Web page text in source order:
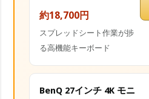
約18,700円
スプレッドシート作業が捗
る高機能キーボード
BenQ 27インチ 4K モニ